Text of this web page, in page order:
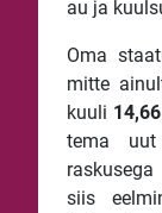
au ja
Oma
mitte
kuuli
tema
siis